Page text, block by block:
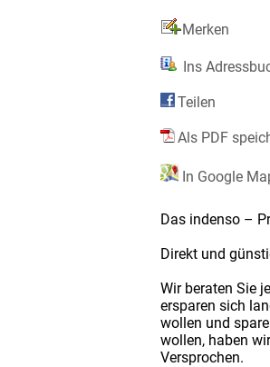
Merken
Ins
Teilen
Als PDF
In Google
Das indenso –
Direkt und
Wir beraten Sie
ersparen sich
wollen und
wollen, haben
Versprochen.